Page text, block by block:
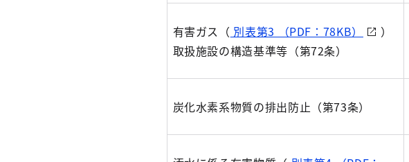
有害ガス（ 別表第3 （PDF：78KB）
）
取扱施設の構造基準等（第72条）
炭化水素系物質の排出防止（第73条）